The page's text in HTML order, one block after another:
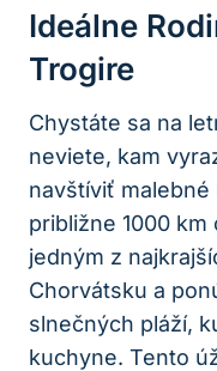
Ideálne
Trogire
Chystáte sa na
neviete, kam
navštíviť
približne 1000 km
jedným z
Chorvátsku a
slnečných pláží,
kuchyne. Tento